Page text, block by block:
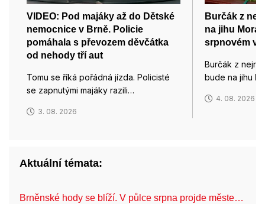
VIDEO: Pod majáky až do Dětské
nemocnice v Brně. Policie
pomáhala s převozem děvčátka
od nehody tří aut
Tomu se říká pořádná jízda. Policisté
se zapnutými majáky razili…
3. 08. 2026
Burčák z
na jihu
srpnovém
Burčák z
bude na jihu
4. 08. 2026
Aktuální témata:
Brněnské hody se blíží. V půlce srpna projde měste…